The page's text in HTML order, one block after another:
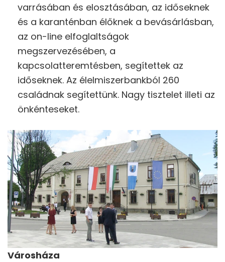
varrásában és elosztásában, az időseknek
és a karanténban élőknek a bevásárlásban,
az on-line elfoglaltságok
megszervezésében, a
kapcsolatteremtésben, segítettek az
időseknek. Az élelmiszerbankból 260
családnak segítettünk. Nagy tisztelet illeti az
önkénteseket.
Városháza